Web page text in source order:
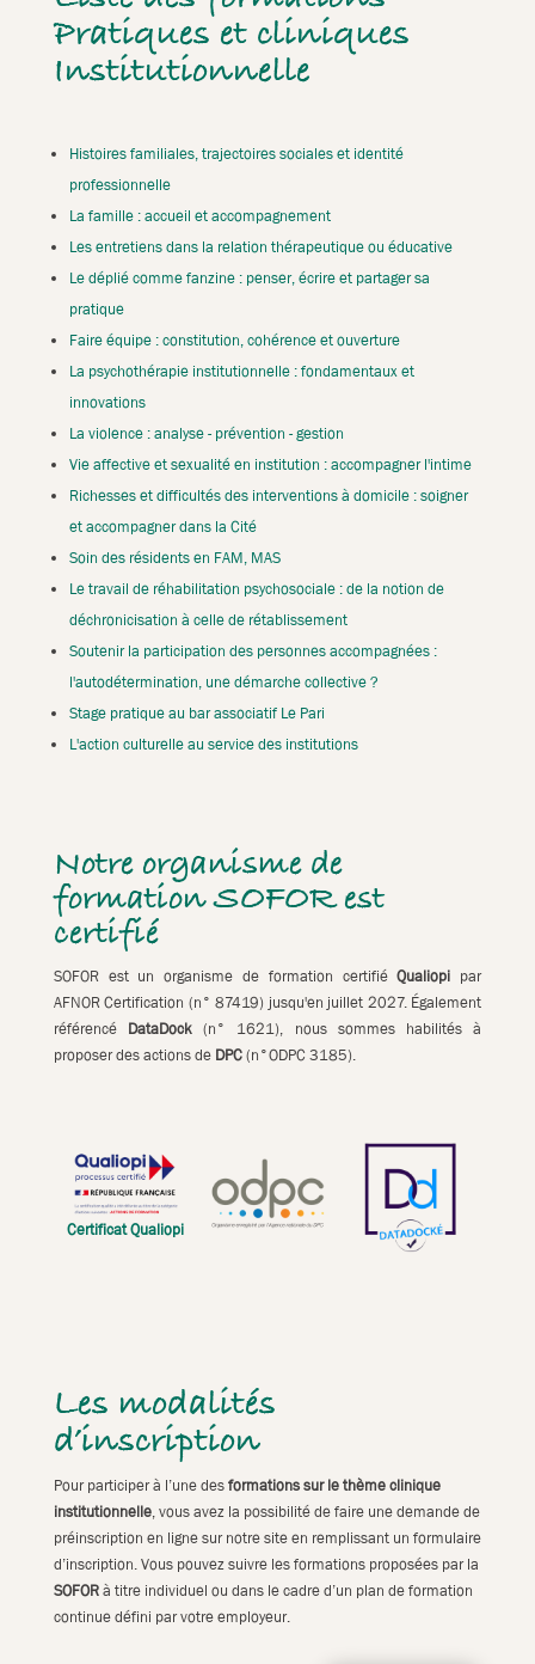
Pratiques et cliniques
Institutionnelle
Histoires familiales, trajectoires sociales et identité
professionnelle
La famille : accueil et accompagnement
Les entretiens dans la relation thérapeutique ou éducative
Le déplié comme fanzine : penser, écrire et partager sa
pratique
Faire équipe : constitution, cohérence et ouverture
La psychothérapie institutionnelle : fondamentaux et
innovations
La violence : analyse - prévention - gestion
Vie affective et sexualité en institution : accompagner l'intime
Richesses et difficultés des interventions à domicile : soigner
et accompagner dans la Cité
Soin des résidents en FAM, MAS
Le travail de réhabilitation psychosociale : de la notion de
déchronicisation à celle de rétablissement
Soutenir la participation des personnes accompagnées :
l'autodétermination, une démarche collective ?
Stage pratique au bar associatif Le Pari
L'action culturelle au service des institutions
Notre organisme de
formation SOFOR est
certifié
SOFOR est un organisme de formation certifiéQualiopi par
AFNOR Certification (n° 87419) jusqu'en juillet 2027. Également
référencé DataDock (n° 1621), nous sommes habilités à
proposer des actions de DPC(n°ODPC 3185).
Certificat Qualiopi
Les modalités
d’inscription
Pour participer à l’une desformations sur le thème clinique
institutionnelle, vous avez la possibilité de faire une demande de
préinscription en ligne sur notre site en remplissant un formulaire
d’inscription. Vous pouvez suivre les formations proposées par la
SOFORà titre individuel ou dans le cadre d’un plan de formation
continue défini par votre employeur.